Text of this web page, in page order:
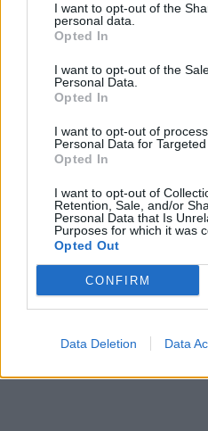
I want to opt-out of the
personal data.
Opted In
I want to opt-out of the
Personal Data.
Opted In
I want to opt-out of
Personal Data for Targeted
Opted In
I want to opt-out of
Retention, Sale, and/or
Personal Data that Is
Purposes for which it was
Opted Out
CONFIRM
Data Deletion Data